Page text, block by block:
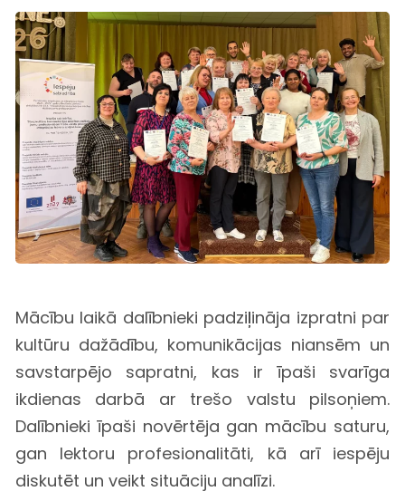
Mācību laikā dalībnieki padziļināja izpratni par
kultūru dažādību, komunikācijas niansēm un
savstarpējo sapratni, kas ir īpaši svarīga
ikdienas darbā ar trešo valstu pilsoņiem.
Dalībnieki īpaši novērtēja gan mācību saturu,
gan lektoru profesionalitāti, kā arī iespēju
diskutēt un veikt situāciju analīzi.